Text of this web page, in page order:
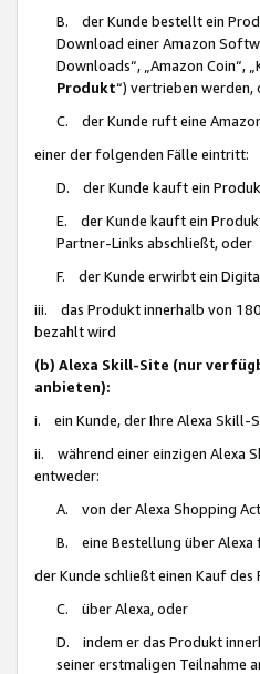
B. der Kunde bestellt ein
Download einer Amazon
Downloads“, „Amazon Coin“,
Produkt“) vertrieben werden,
C. der Kunde ruft eine
einer der folgenden Fälle eintritt:
D. der Kunde kauft ein
E. der Kunde kauft ein
Partner-Links abschließt, oder
F. der Kunde erwirbt ein
iii. das Produkt innerhalb von 180
bezahlt wird
(b) Alexa Skill-Site (nur
anbieten):
i. ein Kunde, der Ihre Alexa Skill-
ii. während einer einzigen Alexa
entweder:
A. von der Alexa Shopping
B. eine Bestellung über Alexa
der Kunde schließt einen Kauf
C. über Alexa, oder
D. indem er das Produkt
seiner erstmaligen Teilnahme